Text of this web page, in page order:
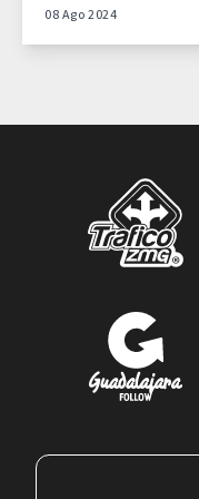
08 Ago 2024